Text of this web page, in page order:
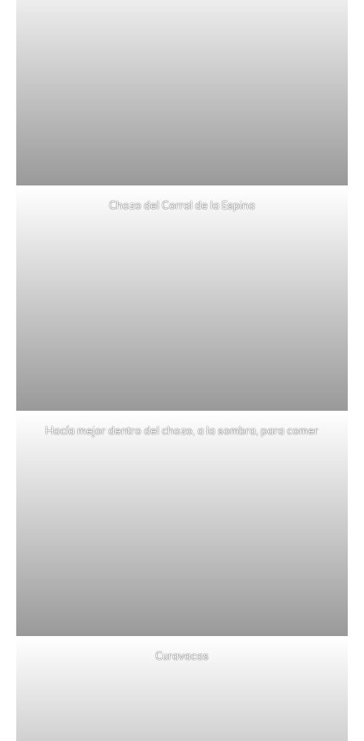
Chozo del Corral de la Espina
Hacía mejor dentro del chozo, a la sombra, para comer
Curavacas